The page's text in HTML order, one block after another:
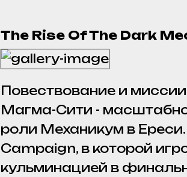
The Rise Of The Dark
Повествование и
Магма-Сити -
роли Механикум в
Campaign, в которой
кульминацией в